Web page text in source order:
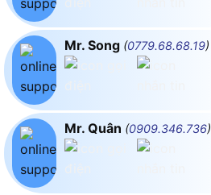
Mr. Song (0779.68.68.19)
Mr. Quân (0909.346.736)